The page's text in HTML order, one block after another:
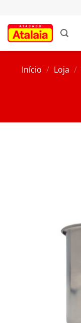
conteúdo
Início / Loja /